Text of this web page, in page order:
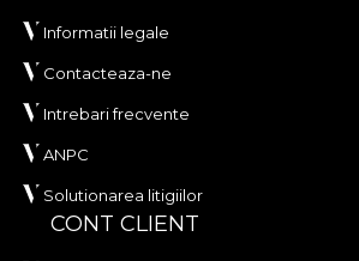
Informatii legale
Contacteaza-ne
Intrebari frecvente
ANPC
Solutionarea litigiilor
CONT CLIENT